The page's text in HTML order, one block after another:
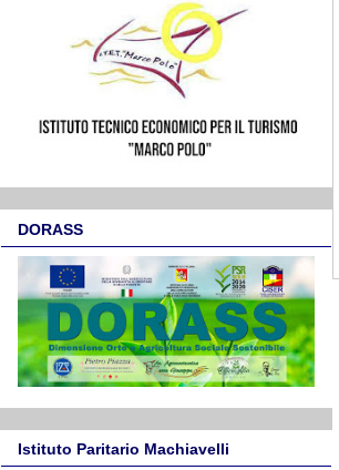
DORASS
Istituto Paritario Machiavelli